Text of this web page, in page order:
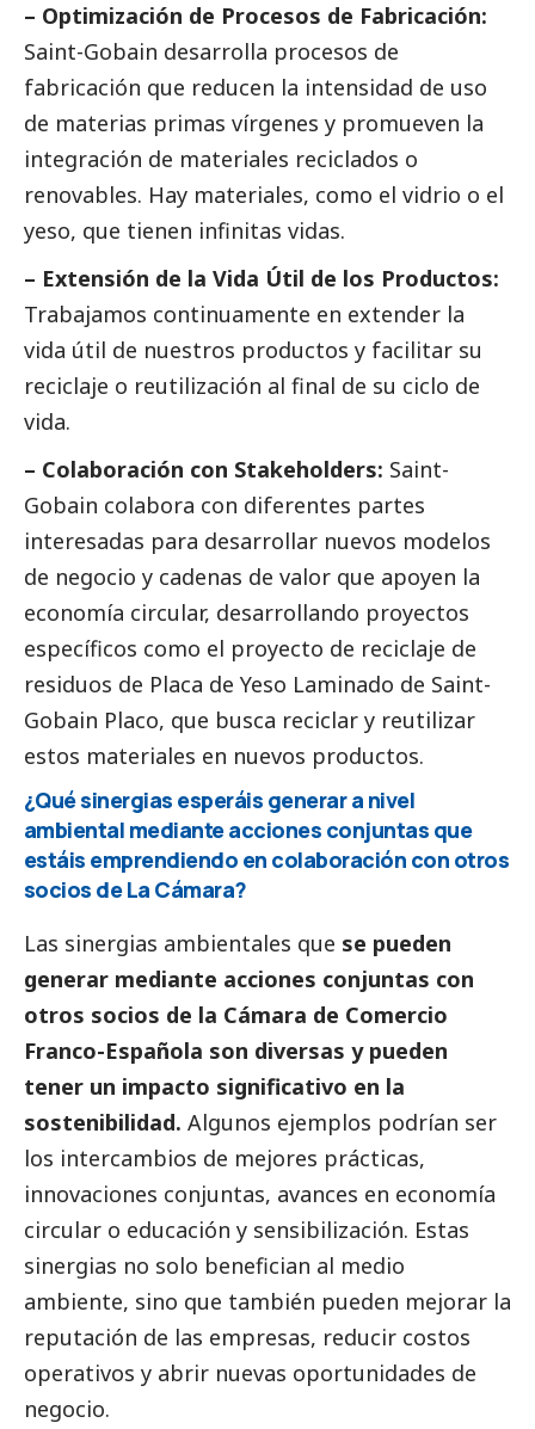
– Optimización de Procesos de Fabricación:
Saint-Gobain desarrolla procesos de
fabricación que reducen la intensidad de uso
de materias primas vírgenes y promueven la
integración de materiales reciclados o
renovables. Hay materiales, como el vidrio o el
yeso, que tienen infinitas vidas.
– Extensión de la Vida Útil de los Productos:
Trabajamos continuamente en extender la
vida útil de nuestros productos y facilitar su
reciclaje o reutilización al final de su ciclo de
vida.
– Colaboración con Stakeholders: Saint-
Gobain colabora con diferentes partes
interesadas para desarrollar nuevos modelos
de negocio y cadenas de valor que apoyen la
economía circular, desarrollando proyectos
específicos como el proyecto de reciclaje de
residuos de Placa de Yeso Laminado de Saint-
Gobain Placo, que busca reciclar y reutilizar
estos materiales en nuevos productos.
¿Qué sinergias esperáis generar a nivel
ambiental mediante acciones conjuntas que
estáis emprendiendo en colaboración con otros
socios de La Cámara?
Las sinergias ambientales que se pueden
generar mediante acciones conjuntas con
otros socios de la Cámara de Comercio
Franco-Española son diversas y pueden
tener un impacto significativo en la
sostenibilidad. Algunos ejemplos podrían ser
los intercambios de mejores prácticas,
innovaciones conjuntas, avances en economía
circular o educación y sensibilización. Estas
sinergias no solo benefician al medio
ambiente, sino que también pueden mejorar la
reputación de las empresas, reducir costos
operativos y abrir nuevas oportunidades de
negocio.